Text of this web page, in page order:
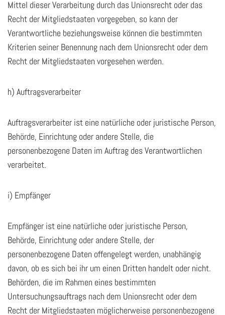
Mittel dieser Verarbeitung durch das Unionsrecht oder das
Recht der Mitgliedstaaten vorgegeben, so kann der
Verantwortliche beziehungsweise können die bestimmten
Kriterien seiner Benennung nach dem Unionsrecht oder dem
Recht der Mitgliedstaaten vorgesehen werden.
h) Auftragsverarbeiter
Auftragsverarbeiter ist eine natürliche oder juristische Person,
Behörde, Einrichtung oder andere Stelle, die
personenbezogene Daten im Auftrag des Verantwortlichen
verarbeitet.
i) Empfänger
Empfänger ist eine natürliche oder juristische Person,
Behörde, Einrichtung oder andere Stelle, der
personenbezogene Daten offengelegt werden, unabhängig
davon, ob es sich bei ihr um einen Dritten handelt oder nicht.
Behörden, die im Rahmen eines bestimmten
Untersuchungsauftrags nach dem Unionsrecht oder dem
Recht der Mitgliedstaaten möglicherweise personenbezogene